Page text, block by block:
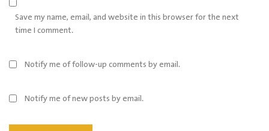
Save my name, email, and website in this browser for the next
time I comment.
Notify me of follow-up comments by email.
Notify me of new posts by email.